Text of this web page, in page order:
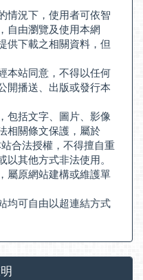
情況下，使用者可依智
自由瀏覽及使用本網
供下載之相關資料，但
本站同意，不得以任何
開播送、出版或發行本
包括文字、圖片、影像
相關條文保護，屬於
合法授權，不得擅自重
其他方式非法使用。
屬原網站建構或維護單
均可自由以超連結方式